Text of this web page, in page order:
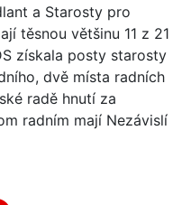
a Starosty pro
těsnou většinu 11 z 21
získala posty starosty
dvě místa radních
radě hnutí za
radním mají Nezávislí